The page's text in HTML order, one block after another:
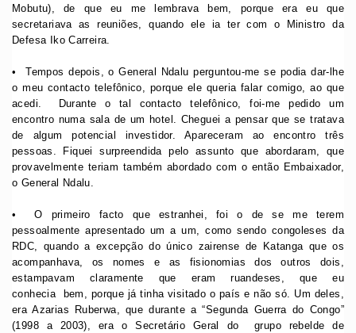
Mobutu), de que eu me lembrava bem, porque era eu que
secretariava as reuniões, quando ele ia ter com o Ministro da
Defesa Iko Carreira.
•⁠ ⁠Tempos depois, o General Ndalu perguntou-me se podia dar-lhe
o meu contacto telefônico, porque ele queria falar comigo, ao que
acedi. Durante o tal contacto telefônico, foi-me pedido um
encontro numa sala de um hotel. Cheguei a pensar que se tratava
de algum potencial investidor. Apareceram ao encontro três
pessoas. Fiquei surpreendida pelo assunto que abordaram, que
provavelmente teriam também abordado com o então Embaixador,
o General Ndalu.
•⁠ ⁠O primeiro facto que estranhei, foi o de se me terem
pessoalmente apresentado um a um, como sendo congoleses da
RDC, quando a excepção do único zairense de Katanga que os
acompanhava, os nomes e as fisionomias dos outros dois,
estampavam claramente que eram ruandeses, que eu
conhecia bem, porque já tinha visitado o país e não só. Um deles,
era Azarias Ruberwa, que durante a “Segunda Guerra do Congo”
(1998 a 2003), era o Secretário Geral do grupo rebelde de